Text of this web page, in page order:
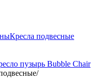
Кресла подвесные
пузырь Bubble Chair
/